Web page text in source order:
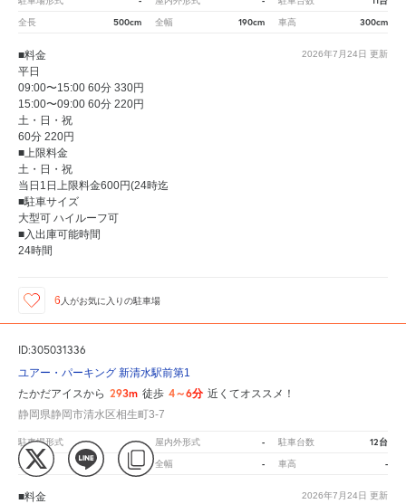
全長 500cm 全幅 190cm 車高 300cm
2026年7月24日 更新
■料金
平日
09:00〜15:00 60分 330円
15:00〜09:00 60分 220円
土・日・祝
60分 220円
■上限料金
土・日・祝
当日1日上限料金600円(24時迄
■駐車サイズ
大型可 ハイルーフ可
■入出庫可能時間
24時間
6 人がお気に入りの駐車場
ID:305031336
ユアー・パーキング 新清水駅前第1
たかだアイスから 293m 徒歩 4～6分 近くてオススメ！
静岡県静岡市清水区相生町3-7
駐車場形式 - 屋内外形式 - 駐車台数 12台
全長 - 全幅 - 車高 -
2026年7月24日 更新
■料金